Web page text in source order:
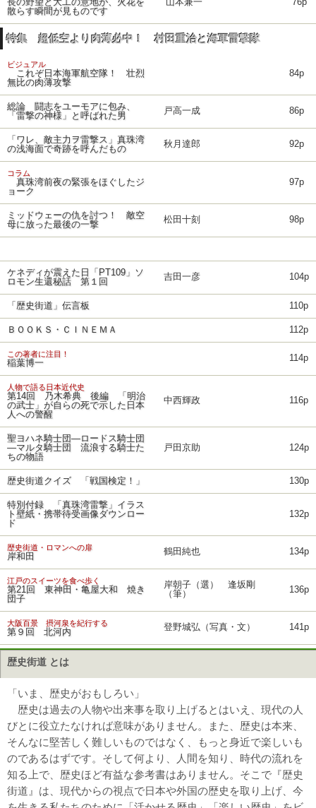
長の野望と大工の意地が、火花を
散らす瞬間が見ものです
山本兼一 76p
特集 超低空より肉薄必中！ 村田重治と海軍雷撃隊
ビジュアル
これぞ日本海軍航空隊！ 壮烈
無比の肉薄攻撃
84p
総論 闘志をユーモアに包み、
「雷撃の神様」と呼ばれた男
戸高一成 86p
「ワレ、敵主力ヲ雷撃ス」真珠湾
の浅海面で奇跡を呼んだもの
秋月達郎 92p
コラム
真珠湾前夜の緊張をほぐしたジ
ョーク
97p
ミッドウェーの仇を討つ！ 敵空
母に放った最後の一撃
松田十刻 98p
ケネディが震えた日「PT109」ソ
ロモン生還秘話 第１回
吉田一彦 104p
「歴史街道」伝言板 110p
ＢＯＯＫＳ・ＣＩＮＥＭＡ 112p
この著者に注目！
稲葉博一 114p
人物で語る日本近代史
第14回 乃木希典 後編 「明治
の武士」が自らの死で示した日本
人への警醒
中西輝政 116p
聖ヨハネ騎士団―ロードス騎士団
―マルタ騎士団 流浪する騎士た
ちの物語
戸田京助 124p
歴史街道クイズ 「戦国検定！」 130p
特別付録 「真珠湾雷撃」イラス
ト壁紙・携帯待受画像ダウンロー
ド
132p
歴史街道・ロマンへの扉
岸和田 鶴田純也 134p
江戸のスイーツを食べ歩く
第21回 東神田・亀屋大和 焼き
団子
岸朝子（選） 逢坂剛
（筆）
136p
大阪百景 摂河泉を紀行する
第９回 北河内 登野城弘（写真・文） 141p
歴史街道 とは
「いま、歴史がおもしろい」
歴史は過去の人物や出来事を取り上げるとはいえ、現代の人
びとに役立たなければ意味がありません。また、歴史は本来、
そんなに堅苦しく難しいものではなく、もっと身近で楽しいも
のであるはずです。そして何より、人間を知り、時代の流れを
知る上で、歴史ほど有益な参考書はありません。そこで『歴史
街道』は、現代からの視点で日本や外国の歴史を取り上げ、今